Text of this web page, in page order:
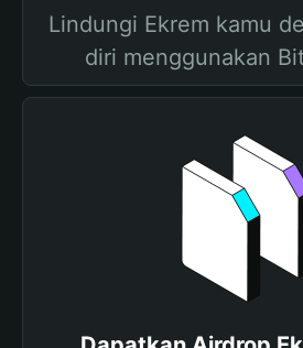
Lindungi Ekrem kamu
diri menggunakan